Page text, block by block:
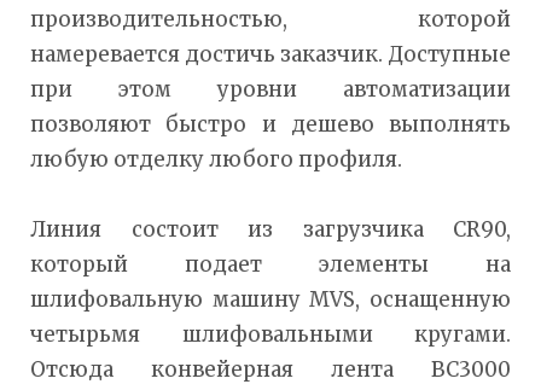
производительностью, которой
намеревается достичь заказчик. Доступные
при этом уровни автоматизации
позволяют быстро и дешево выполнять
любую отделку любого профиля.
Линия состоит из загрузчика CR90,
который подает элементы на
шлифовальную машину MVS, оснащенную
четырьмя шлифовальными кругами.
Отсюда конвейерная лента BC3000